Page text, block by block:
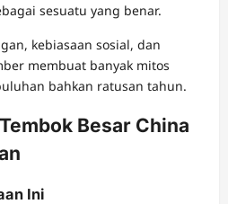
sesuatu yang benar.
kebiasaan sosial, dan
membuat banyak mitos
bahkan ratusan tahun.
Besar China
Ini